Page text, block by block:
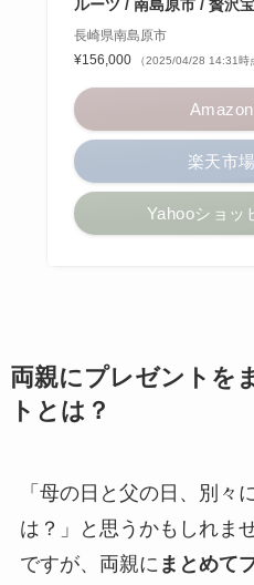
ルーツ / 南島原市 / 贅沢
長崎県南島原市
¥156,000
（2025/04/28 14:31時
楽天市
Yahooショッ
両親にプレゼントを
トとは？
「母の日と父の日、別々
は？」と思うかもしれませ
ですが、両親に まとめて